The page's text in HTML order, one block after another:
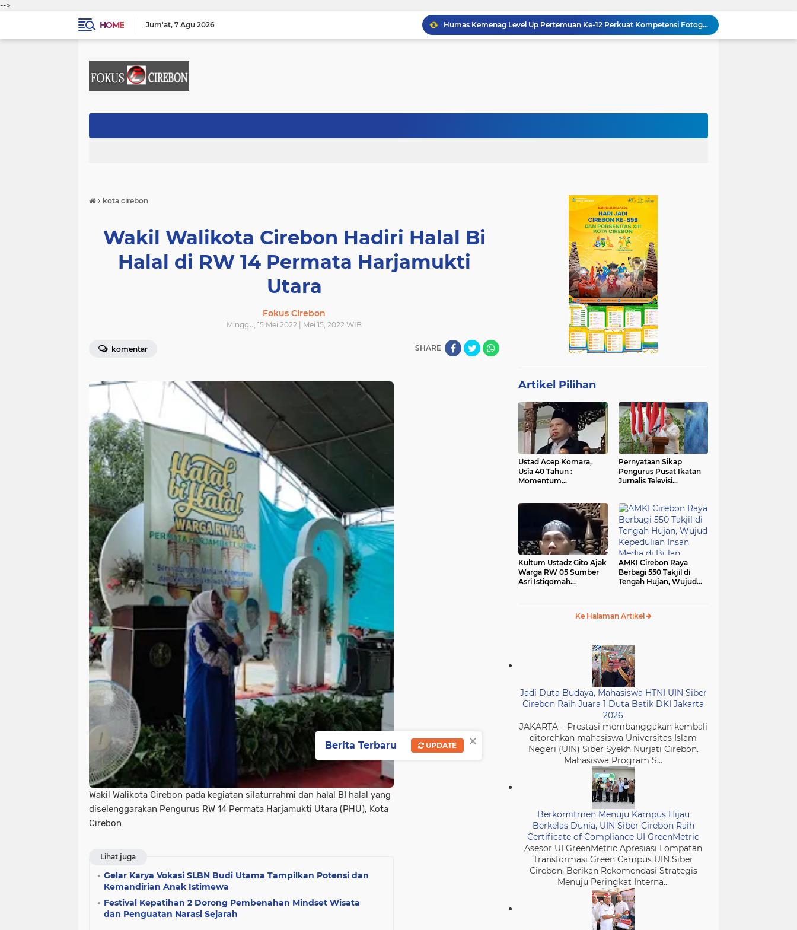
-->
HOME
Jum'at 7 Agu 2026
Humas Kemenag Level Up Pertemuan Ke-12 Perkuat Kompetensi Fotografi Digital
Mahasiswa KKN Kelompok 140 UIN Siber Cirebon Berikan Edukasi Anti Bullying
KKN Kelompok 106 UIN Siber Cirebon Dampingi Pelaku UMKM Desa Sindangjawa Urus NIB dan Sertifikat Halal
› kota cirebon
Wakil Walikota Cirebon Hadiri Halal Bi
Halal di RW 14 Permata Harjamukti
Utara
Fokus Cirebon
Minggu, 15 Mei 2022 | Mei 15, 2022 WIB
komentar SHARE
Wakil Walikota Cirebon pada kegiatan silaturrahmi dan halal BI halal yang
diselenggarakan Pengurus RW 14 Permata Harjamukti Utara (PHU), Kota
Cirebon.
Lihat juga
Gelar Karya Vokasi SLBN Budi Utama Tampilkan Potensi dan
Kemandirian Anak Istimewa
Festival Kepatihan 2 Dorong Pembenahan Mindset Wisata
dan Penguatan Narasi Sejarah
Artikel Pilihan
Ustad Acep Komara,
Usia 40 Tahun :
Momentum
Pernyataan Sikap
Pengurus Pusat Ikatan
Jurnalis Televisi
Kultum Ustadz Gito Ajak
Warga RW 05 Sumber
Asri Istiqomah
AMKI Cirebon Raya
Berbagi 550 Takjil di
Tengah Hujan, Wujud
Ke Halaman Artikel
Jadi Duta Budaya, Mahasiswa HTNI UIN Siber
Cirebon Raih Juara 1 Duta Batik DKI Jakarta
2026
JAKARTA – Prestasi membanggakan kembali
ditorehkan mahasiswa Universitas Islam
Negeri (UIN) Siber Syekh Nurjati Cirebon.
Mahasiswa Program S...
Berkomitmen Menuju Kampus Hijau
Berkelas Dunia, UIN Siber Cirebon Raih
Certificate of Compliance UI GreenMetric
Asesor UI GreenMetric Apresiasi Lompatan
Transformasi Green Campus UIN Siber
Cirebon, Berikan Rekomendasi Strategis
Menuju Peringkat Interna...
×
Berita Terbaru UPDATE